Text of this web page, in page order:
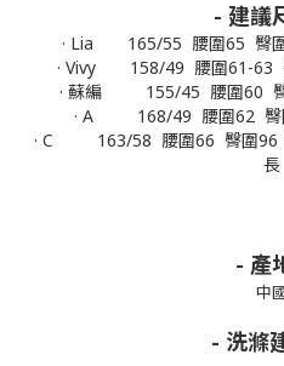
- 建議
· Lia 165/55 腰圍65 臀
· Vivy 158/49 腰圍61-63
· 蘇編 155/45 腰圍60 臀
· A 168/49 腰圍62 臀
· C 163/58 腰圍66 臀圍96
長
- 產
中
- 洗滌